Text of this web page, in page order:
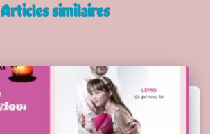
Articles similaires